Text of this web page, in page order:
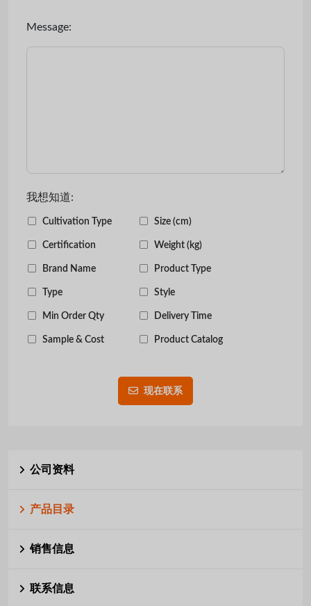
Message:
我想知道:
Cultivation Type Size (cm)
Certification Weight (kg)
Brand Name Product Type
Type Style
Min Order Qty Delivery Time
Sample & Cost Product Catalog
现在联系
公司资料
产品目录
销售信息
联系信息